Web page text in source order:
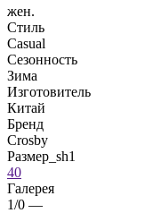
жен.
Стиль
Casual
Сезонность
Зима
Изготовитель
Китай
Бренд
Crosby
Размер_sh1
40
Галерея
1/0 —